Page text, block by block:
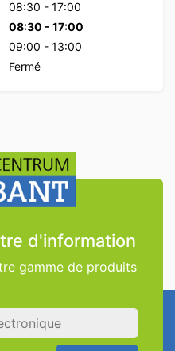
08:30 - 17:00
08:30 - 17:00
09:00 - 13:00
Fermé
d'information
gamme de produits